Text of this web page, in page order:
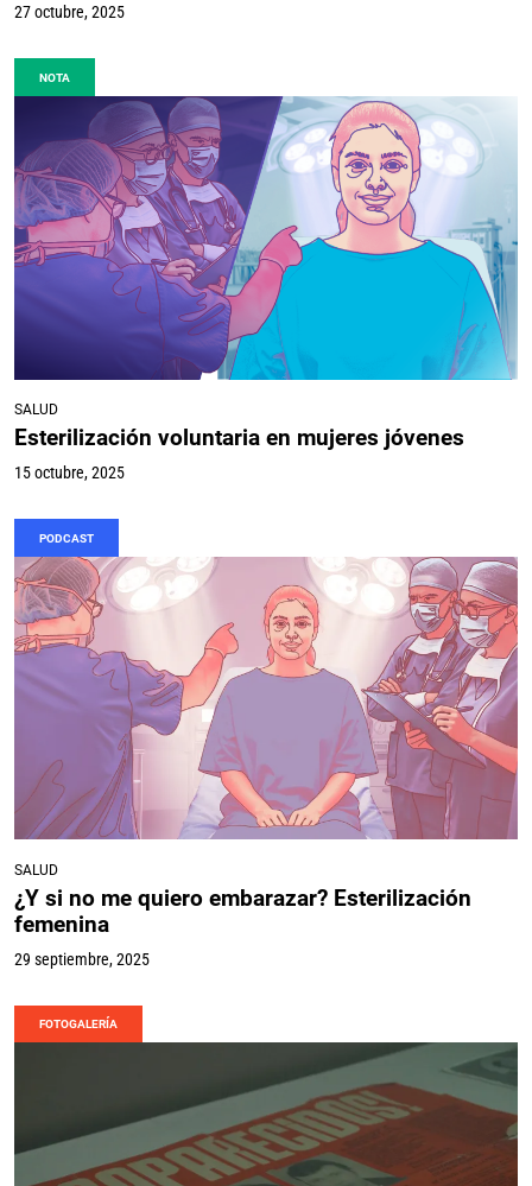
27 octubre, 2025
NOTA
SALUD
Esterilización voluntaria en mujeres jóvenes
15 octubre, 2025
PODCAST
SALUD
¿Y si no me quiero embarazar? Esterilización
femenina
29 septiembre, 2025
FOTOGALERÍA